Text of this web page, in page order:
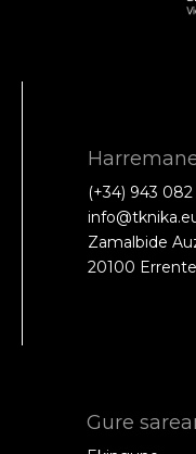
(+34) 943
Zamalbide
20100
Gure